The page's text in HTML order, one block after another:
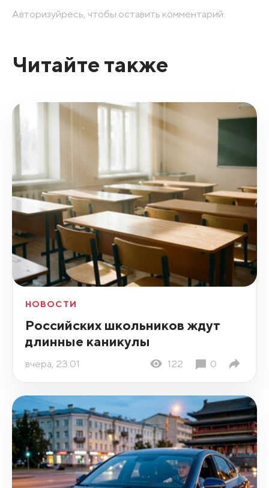
Авторизуйресь, чтобы оставить комментарий.
Читайте также
НОВОСТИ
Российских школьников ждут
длинные каникулы
вчера, 23:01 122 0